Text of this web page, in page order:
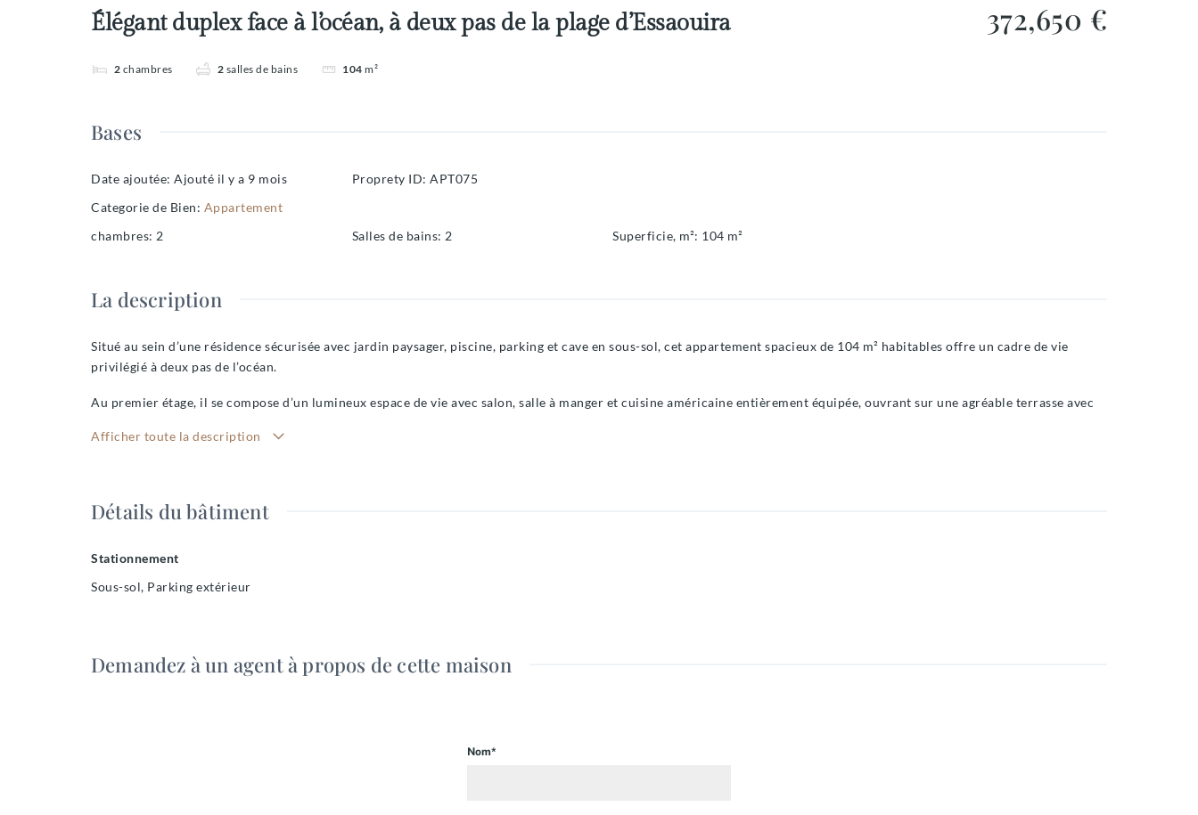
Élégant duplex face à l’océan, à deux pas de la plage d’Essaouira
2 chambres 2 salles de bains 104 m²
372,650 €
Bases
Date ajoutée: Ajouté il y a 9 mois Proprety ID: APT075
Categorie de Bien: Appartement
chambres: 2 Salles de bains: 2 Superficie, m²: 104 m²
La description
Situé au sein d’une résidence sécurisée avec jardin paysager, piscine, parking et cave en sous-sol, cet appartement spacieux de 104 m² habitables offre un cadre de vie
privilégié à deux pas de l’océan.
Au premier étage, il se compose d’un lumineux espace de vie avec salon, salle à manger et cuisine américaine entièrement équipée, ouvrant sur une agréable terrasse avec
Une salle de bain avec douche et des rangements complètent ce niveau.
Afficher toute la description
Détails du bâtiment
Stationnement
Sous-sol, Parking extérieur
Demandez à un agent à propos de cette maison
Nom*